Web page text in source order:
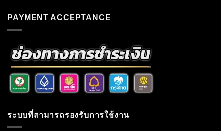
PAYMENT ACCEPTANCE
ระบบที่สามารถรองรับการใช้งาน